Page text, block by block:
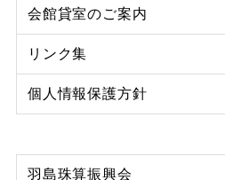
会館貸室のご案内
リンク集
個人情報保護方針
羽島珠算振興会